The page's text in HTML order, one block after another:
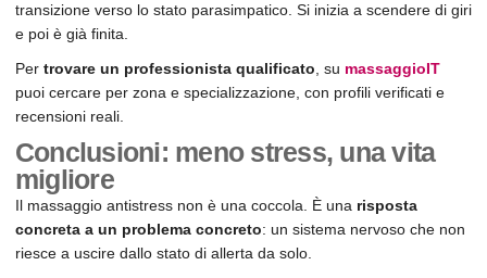
transizione verso lo stato parasimpatico. Si inizia a scendere di giri
e poi è già finita.
Per trovare un professionista qualificato, su massaggioIT
puoi cercare per zona e specializzazione, con profili verificati e
recensioni reali.
Conclusioni: meno stress, una vita
migliore
Il massaggio antistress non è una coccola. È una risposta
concreta a un problema concreto: un sistema nervoso che non
riesce a uscire dallo stato di allerta da solo.